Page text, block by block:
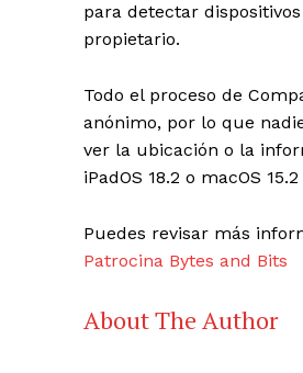
para detectar
propietario.
Todo el proceso de
anónimo, por lo que
ver la ubicación o la
iPadOS 18.2 o macOS
Puedes revisar más
Patrocina Bytes and Bits
About The Author